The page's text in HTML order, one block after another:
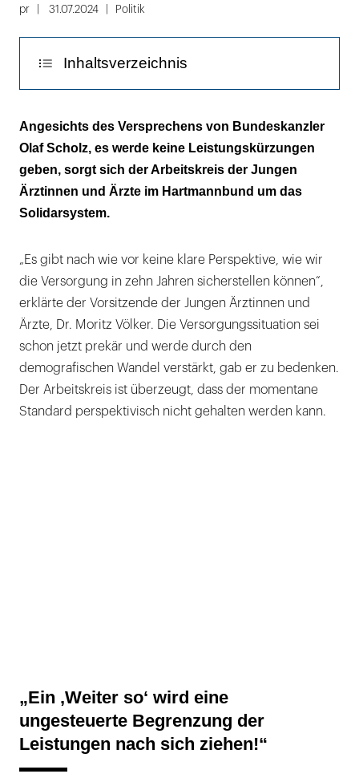
pr 31.07.2024 Politik
Inhaltsverzeichnis
„Ein ,Weiter so‘ wird eine ungesteuerte
Begrenzung der Leistungen nach sich
ziehen!“
Angesichts des Versprechens von Bundeskanzler
Olaf Scholz, es werde keine Leistungskürzungen
geben, sorgt sich der Arbeitskreis der Jungen
Ärztinnen und Ärzte im Hartmannbund um das
Solidarsystem.
„Es gibt nach wie vor keine klare Perspektive, wie wir
die Versorgung in zehn Jahren sicherstellen können“,
erklärte der Vorsitzende der Jungen Ärztinnen und
Ärzte, Dr. Moritz Völker. Die Versorgungssituation sei
schon jetzt prekär und werde durch den
demografischen Wandel verstärkt, gab er zu bedenken.
Der Arbeitskreis ist überzeugt, dass der momentane
Standard perspektivisch nicht gehalten werden kann.
„Ein ,Weiter so‘ wird eine
ungesteuerte Begrenzung der
Leistungen nach sich ziehen!“